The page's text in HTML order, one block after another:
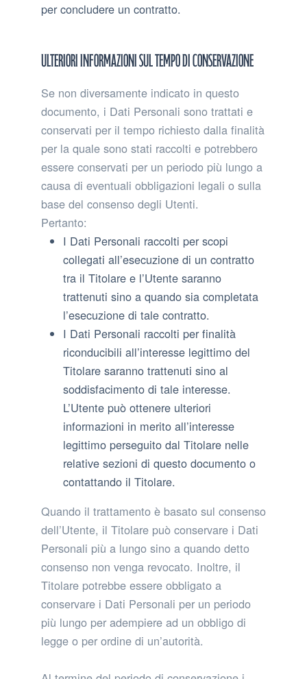
per concludere un contratto.
Ulteriori informazioni sul tempo di conservazione
Se non diversamente indicato in questo
documento, i Dati Personali sono trattati e
conservati per il tempo richiesto dalla finalità
per la quale sono stati raccolti e potrebbero
essere conservati per un periodo più lungo a
causa di eventuali obbligazioni legali o sulla
base del consenso degli Utenti.
Pertanto:
I Dati Personali raccolti per scopi
collegati all’esecuzione di un contratto
tra il Titolare e l’Utente saranno
trattenuti sino a quando sia completata
l’esecuzione di tale contratto.
I Dati Personali raccolti per finalità
riconducibili all’interesse legittimo del
Titolare saranno trattenuti sino al
soddisfacimento di tale interesse.
L’Utente può ottenere ulteriori
informazioni in merito all’interesse
legittimo perseguito dal Titolare nelle
relative sezioni di questo documento o
contattando il Titolare.
Quando il trattamento è basato sul consenso
dell’Utente, il Titolare può conservare i Dati
Personali più a lungo sino a quando detto
consenso non venga revocato. Inoltre, il
Titolare potrebbe essere obbligato a
conservare i Dati Personali per un periodo
più lungo per adempiere ad un obbligo di
legge o per ordine di un’autorità.